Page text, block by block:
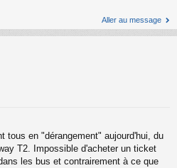
Aller au message
tous en "dérangement" aujourd'hui, du
T2. Impossible d'acheter un ticket
les bus et contrairement à ce que